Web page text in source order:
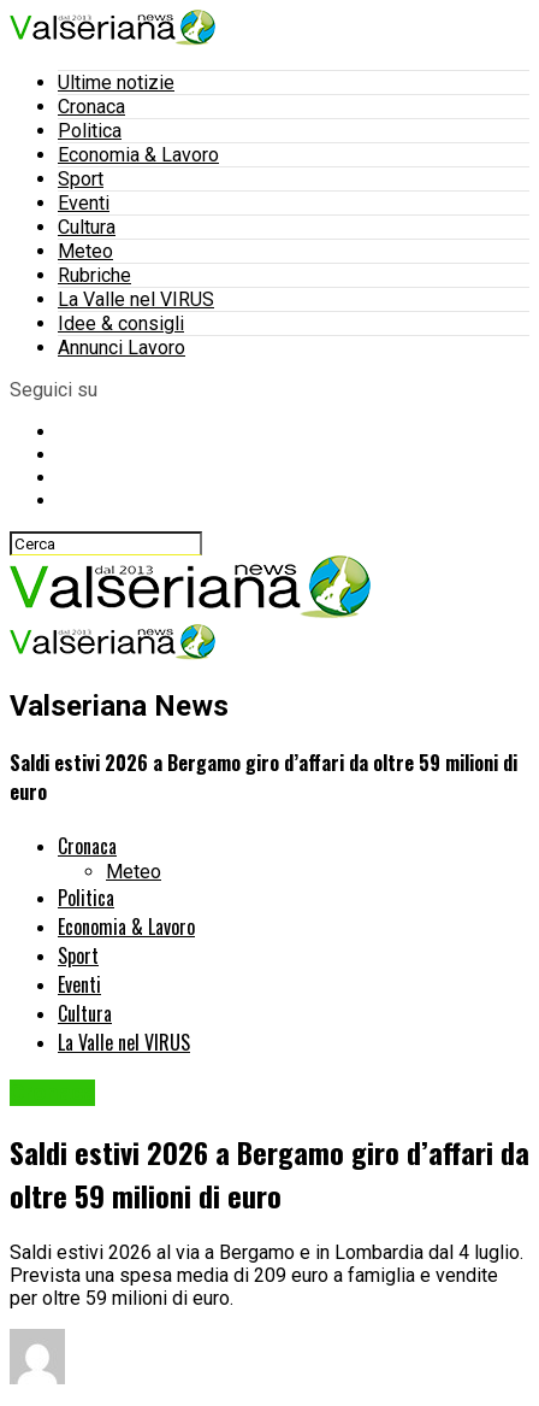
Ultime notizie
Cronaca
Politica
Economia & Lavoro
Sport
Eventi
Cultura
Meteo
Rubriche
La Valle nel VIRUS
Idee & consigli
Annunci Lavoro
Seguici su
Valseriana News
Saldi estivi 2026 a Bergamo giro d’affari da oltre 59 milioni di
euro
Cronaca
Meteo
Politica
Economia & Lavoro
Sport
Eventi
Cultura
La Valle nel VIRUS
Saldi estivi 2026 a Bergamo giro d’affari da
oltre 59 milioni di euro
Saldi estivi 2026 al via a Bergamo e in Lombardia dal 4 luglio.
Prevista una spesa media di 209 euro a famiglia e vendite
per oltre 59 milioni di euro.